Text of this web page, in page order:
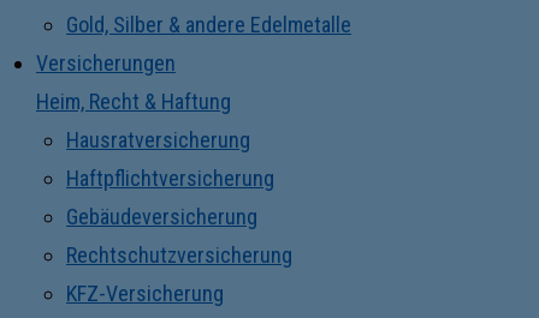
Gold, Silber & andere Edelmetalle
Versicherungen
Heim, Recht & Haftung
Hausratversicherung
Haftpflichtversicherung
Gebäudeversicherung
Rechtschutzversicherung
KFZ-Versicherung